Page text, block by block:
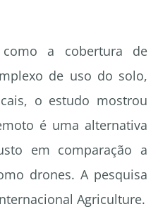
a cobertura de
de uso do solo,
o estudo mostrou
é uma alternativa
em comparação a
drones. A pesquisa
Agriculture.